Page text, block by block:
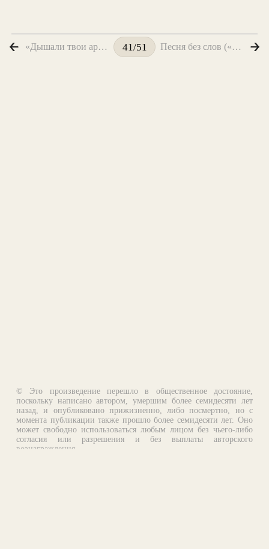
«Дышали твои ароматные плечи...» 41/51 Песня без слов («Ландыши, лютики. Ласки любовные...»)
© Это произведение перешло в общественное достояние,
поскольку написано автором, умершим более семидесяти лет
назад, и опубликовано прижизненно, либо посмертно, но с
момента публикации также прошло более семидесяти лет. Оно
может свободно использоваться любым лицом без чьего-либо
согласия или разрешения и без выплаты авторского
вознаграждения.